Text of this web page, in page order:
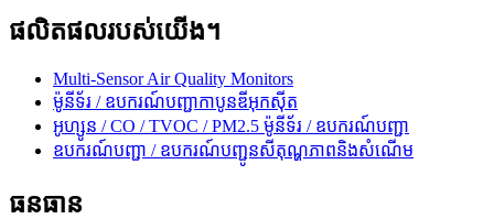
ផលិតផលរបស់យើង។
Multi-Sensor Air Quality Monitors
ម៉ូនីទ័រ / ឧបករណ៍បញ្ជាកាបូនឌីអុកស៊ីត
អូហ្សូន / CO / TVOC / PM2.5 ម៉ូនីទ័រ / ឧបករណ៍បញ្ជា
ឧបករណ៍បញ្ជា / ឧបករណ៍បញ្ជូនសីតុណ្ហភាពនិងសំណើម
ធនធាន